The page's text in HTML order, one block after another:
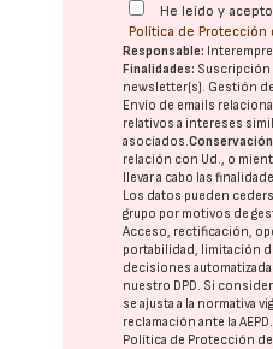
He leído y
Política de Protección
Responsable:
Finalidades: Suscripción
newsletter(s). Gestión
Envío de emails
relativos a intereses
asociados.
relación con Ud., o
llevar a cabo las
Los datos pueden
grupo por motivos de
Acceso, rectificación,
portabilidad, limitación
decisiones
nuestro DPD . Si
se ajusta a la normativa
reclamación ante laAEPD
Política de Protección